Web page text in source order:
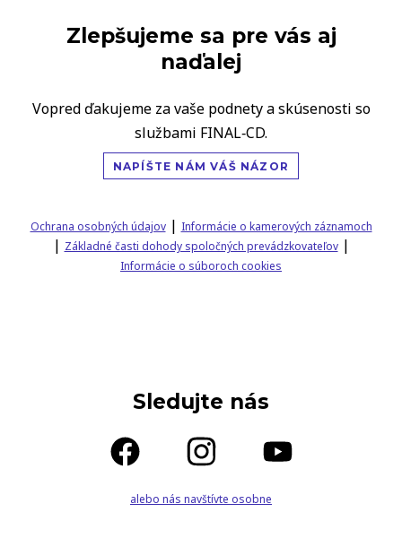
Zlepšujeme sa pre vás aj
naďalej
Vopred ďakujeme za vaše podnety a skúsenosti so
službami FINAL‑CD.
NAPÍŠTE NÁM VÁŠ NÁZOR
Ochrana osobných údajov| Informácie o kamerových záznamoch
| Základné časti dohody spoločných prevádzkovateľov|
Informácie o súboroch cookies
Sledujte nás
alebo nás navštívte osobne